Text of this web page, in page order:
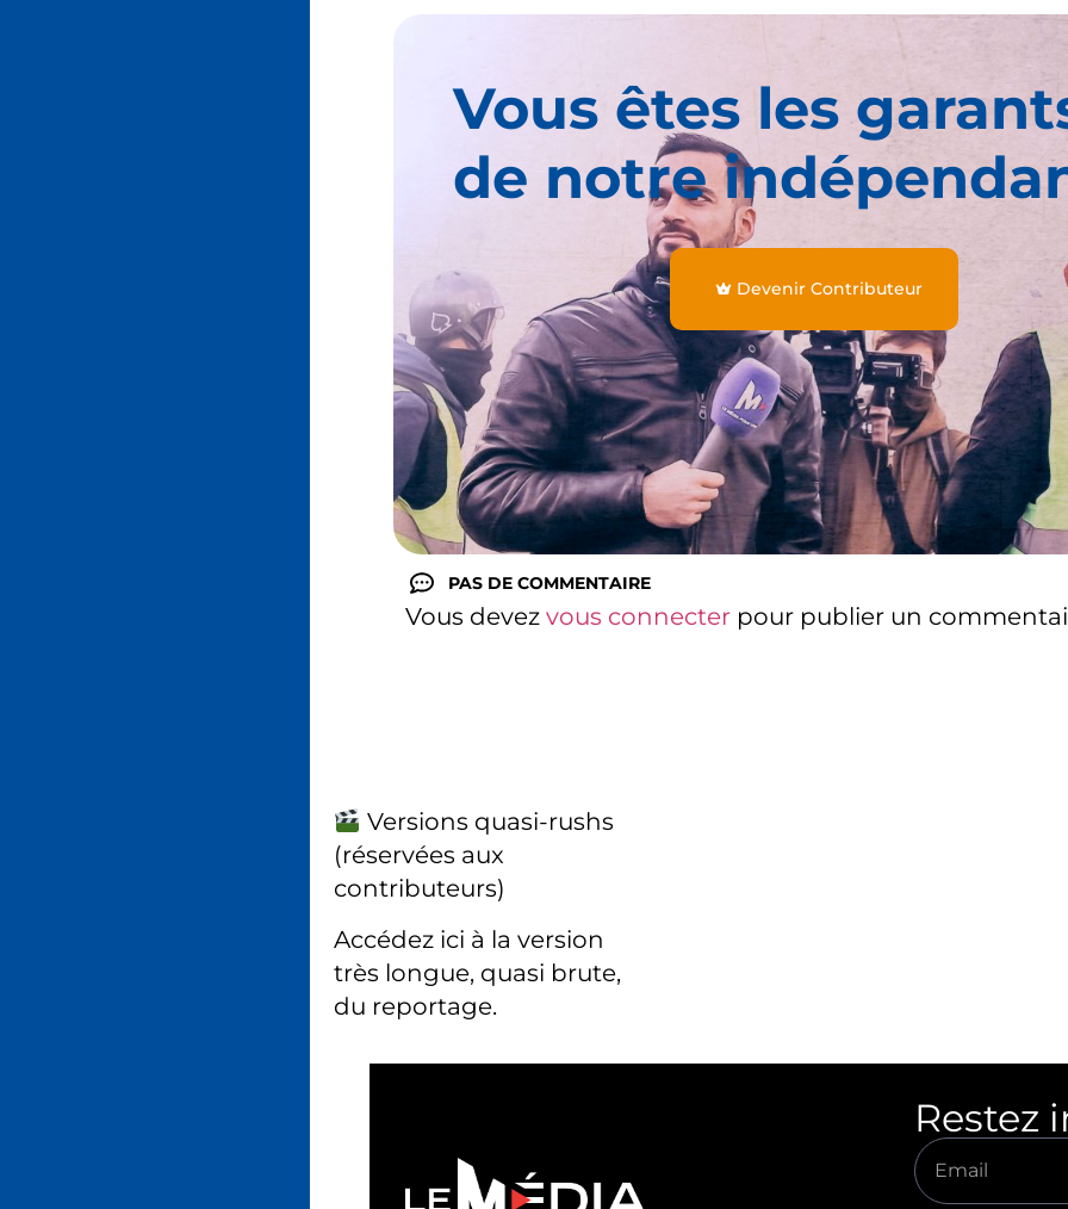
Vous êtes les
de notre
Devenir Contributeur
PAS DE COMMENTAIRE
Vous devez vous connecter pour publier un
Versions quasi-rushs
(réservées aux
contributeurs)
Accédez ici à la version
très longue, quasi brute,
du reportage.
Restez